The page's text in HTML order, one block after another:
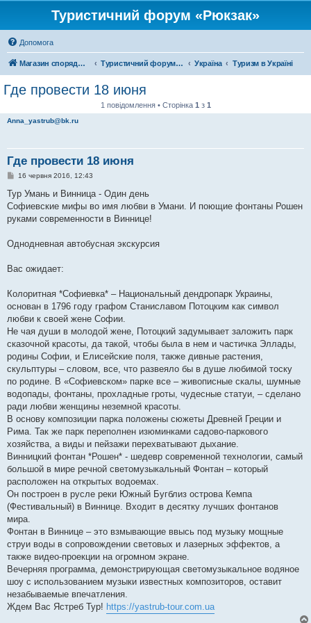
Туристичний форум «Рюкзак»
Допомога
Магазин спорядження Туристичний форум «Рюкзак» Україна Туризм в Україні
Где провести 18 июня
1 повідомлення • Сторінка 1 з 1
Anna_yastrub@bk.ru
Где провести 18 июня
П
в
д
о
е
н
я
16 червня 2016, 12:43
Тур Умань и Винница - Один день
Софиевские мифы во имя любви в Умани. И поющие фонтаны Рошен
руками современности в Виннице!
Однодневная автобусная экскурсия
Вас ожидает:
Колоритная *Софиевка* – Национальный дендропарк Украины,
основан в 1796 году графом Станиславом Потоцким как символ
любви к своей жене Софии.
Не чая души в молодой жене, Потоцкий задумывает заложить парк
сказочной красоты, да такой, чтобы была в нем и частичка Эллады,
родины Софии, и Елисейские поля, также дивные растения,
скульптуры – словом, все, что развеяло бы в душе любимой тоску
по родине. В «Софиевском» парке все – живописные скалы, шумные
водопады, фонтаны, прохладные гроты, чудесные статуи, – сделано
ради любви женщины неземной красоты.
В основу композиции парка положены сюжеты Древней Греции и
Рима. Так же парк переполнен изюминками садово-паркового
хозяйства, а виды и пейзажи перехватывают дыхание.
Винницкий фонтан *Рошен* - шедевр современной технологии, самый
большой в мире речной светомузыкальный Фонтан – который
расположен на открытых водоемах.
Он построен в русле реки Южный Бугблиз острова Кемпа
(Фестивальный) в Виннице. Входит в десятку лучших фонтанов
мира.
Фонтан в Виннице – это взмывающие ввысь под музыку мощные
струи воды в сопровождении световых и лазерных эффектов, а
также видео-проекции на огромном экране.
Вечерняя программа, демонстрирующая светомузыкальное водяное
шоу с использованием музыки известных композиторов, оставит
незабываемые впечатления.
Ждем Вас Ястреб Тур! https://yastrub-tour.com.ua